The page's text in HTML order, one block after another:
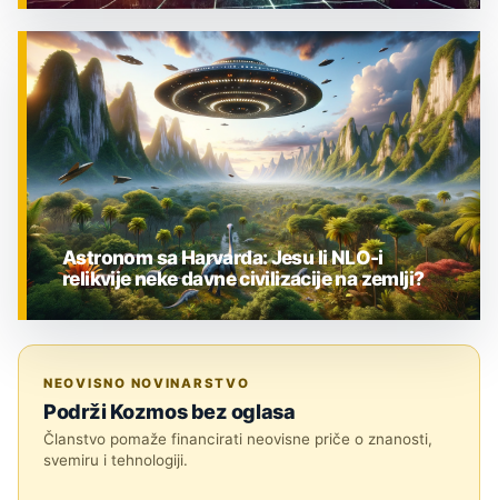
ZNANOST
Astronom sa Harvarda: Jesu li NLO-i
relikvije neke davne civilizacije na zemlji?
NEOVISNO NOVINARSTVO
Podrži Kozmos bez oglasa
Članstvo pomaže financirati neovisne priče o znanosti,
svemiru i tehnologiji.